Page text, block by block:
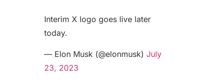
Interim X logo goes live later
today.
— Elon Musk (@elonmusk) July
23, 2023